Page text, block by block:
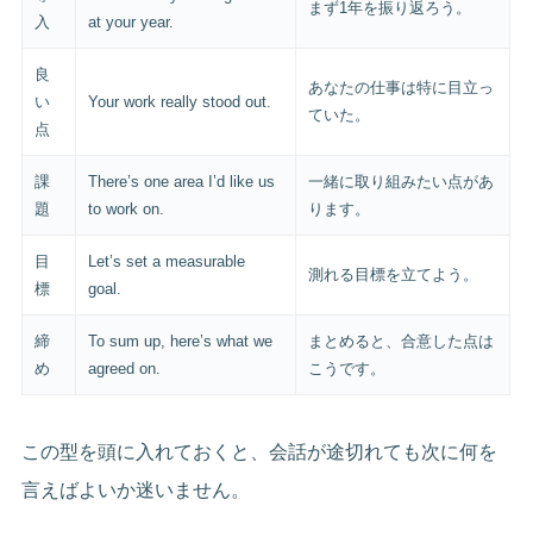
入
at your year.
まず1年を振り返ろう。
良
い
点
Your work really stood out.
あなたの仕事は特に目立っ
ていた。
課
題
There’s one area I’d like us
to work on.
一緒に取り組みたい点があ
ります。
目
標
Let’s set a measurable
goal.
測れる目標を立てよう。
締
め
To sum up, here’s what we
agreed on.
まとめると、合意した点は
こうです。
この型を頭に入れておくと、会話が途切れても次に何を
言えばよいか迷いません。